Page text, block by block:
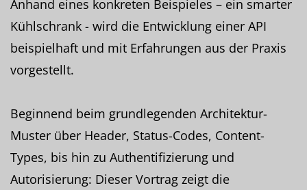
Anhand eines konkreten Beispieles – ein smarter
Kühlschrank - wird die Entwicklung einer API
beispielhaft und mit Erfahrungen aus der Praxis
vorgestellt.
Beginnend beim grundlegenden Architektur-
Muster über Header, Status-Codes, Content-
Types, bis hin zu Authentifizierung und
Autorisierung: Dieser Vortrag zeigt die